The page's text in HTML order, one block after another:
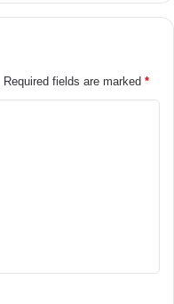
Required fields are marked *